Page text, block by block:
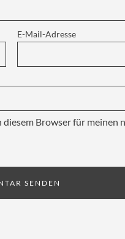
E-Mail-Adresse
Browser für meinen